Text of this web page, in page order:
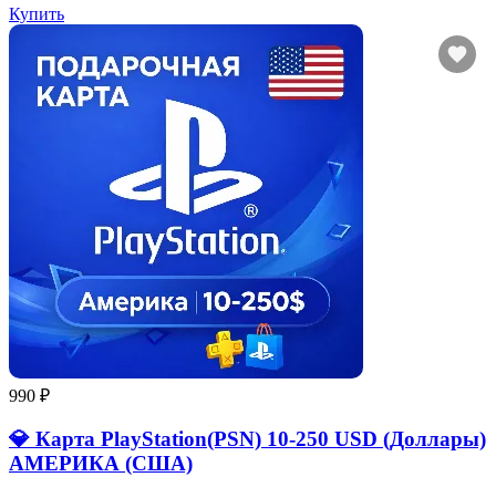
Купить
990 ₽
💎 Карта PlayStation(PSN) 10-250 USD (Доллары)
АМЕРИКА (США)